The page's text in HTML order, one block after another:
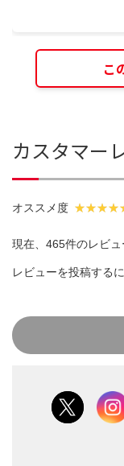
こ
カスタマー
オススメ度
現在、465件のレビュ
レビューを投稿する